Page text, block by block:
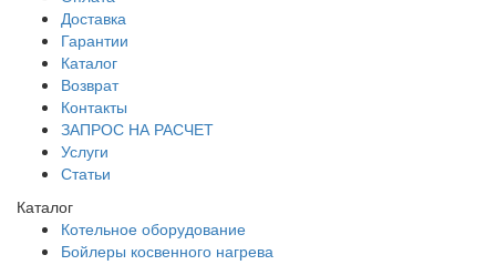
Доставка
Гарантии
Каталог
Возврат
Контакты
ЗАПРОС НА РАСЧЕТ
Услуги
Статьи
Каталог
Котельное оборудование
Бойлеры косвенного нагрева